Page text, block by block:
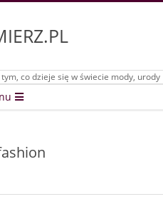
co dzieje się w świecie mody, urody